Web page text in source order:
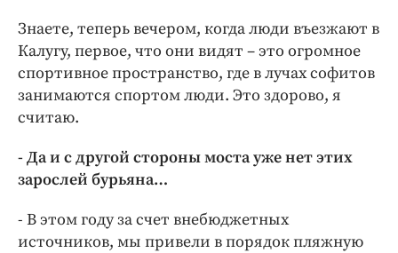
Знаете, теперь вечером, когда люди въезжают в
Калугу, первое, что они видят – это огромное
спортивное пространство, где в лучах софитов
занимаются спортом люди. Это здорово, я
считаю.
- Да и с другой стороны моста уже нет этих
зарослей бурьяна…
- В этом году за счет внебюджетных
источников, мы привели в порядок пляжную